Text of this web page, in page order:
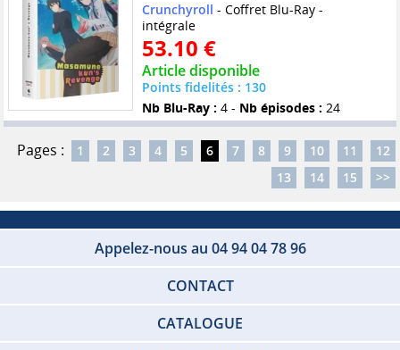
Crunchyroll - Coffret Blu-Ray -
intégrale
53.10 €
Article disponible
Points fidelités : 130
Nb Blu-Ray : 4 - Nb épisodes : 24
Pages : 1 2 3 4 5 6 7 8 9 10 11
12
13
14 15 >>
Appelez-nous au 04 94 04 78 96
CONTACT
CATALOGUE